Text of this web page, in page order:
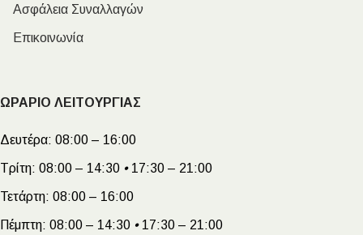
Ασφάλεια Συναλλαγών
Επικοινωνία
ΩΡΑΡΙΟ ΛΕΙΤΟΥΡΓΙΑΣ
Δευτέρα: 08:00 – 16:00
Τρίτη: 08:00 – 14:30 •17:30 – 21:00
Τετάρτη: 08:00 – 16:00
Πέμπτη: 08:00 – 14:30 •17:30 – 21:00